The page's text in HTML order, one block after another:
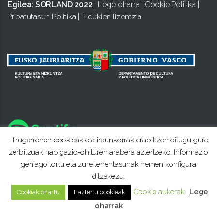
Egilea: SORLAND 2022 Lege oharra Cookie Politika
Pribatutasun Politika
Edukien lizentzia
Hirugarrenen cookieak eta iraunkorrak erabiltzen ditugu gure
zerbitzuak nabigazio-ohituren arabera aztertzeko. Informazio
gehiago lortu eta zure lehentasunak hemen konfigura
ditzakezu.
Cookiak onartu Baztertu cookieak Cookie aukerak
Lege
oharrak